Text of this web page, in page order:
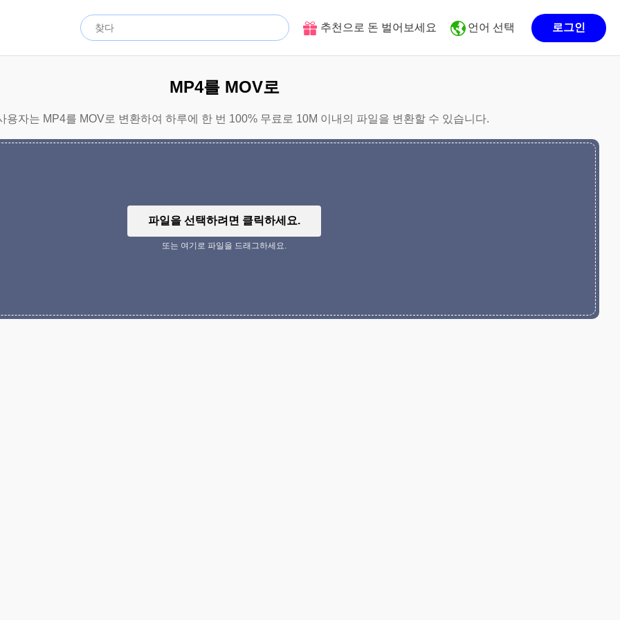
추천으로 돈 벌어보세요 언어 선택 로그인
MP4를 MOV로
용자는 MP4를 MOV로 변환하여 하루에 한 번 100% 무료로 10M 이내의 파일을 변환할 수 있습니다.
파일을 선택하려면 클릭하세요.
또는 여기로 파일을 드래그하세요.